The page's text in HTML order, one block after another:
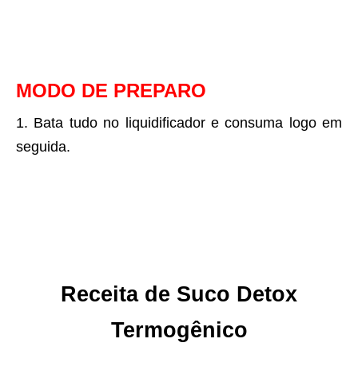
MODO DE PREPARO
Bata tudo no liquidificador e consuma logo em
seguida.
Receita de Suco Detox
Termogênico